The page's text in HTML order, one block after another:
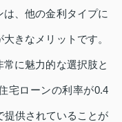
、他の金利タイプに
きなメリットです。
に魅力的な選択肢と
宅ローンの利率が0.4
提供されていることが